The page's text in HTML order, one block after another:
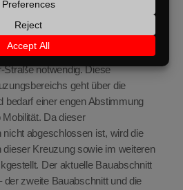
ein sinnvoller Anschluss an das
Richtung Dansenberg erfolgen
Umgestaltung der Kreuzung
der Gottlieb-Daimler-Straße
notwendig. Diese
geht über die
bedarf einer engen Abstimmung
Da dieser
abgeschlossen ist, wird die
Kreuzung sowie im weiteren
Der aktuelle Bauabschnitt
zweite Bauabschnitt und die